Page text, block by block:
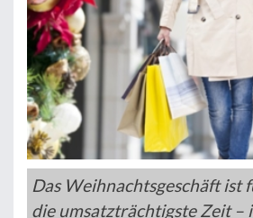
Das Weihnachtsgeschäft ist
die umsatzträchtigste Zeit –